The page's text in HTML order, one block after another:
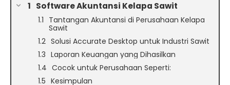
Software Akuntansi Kelapa Sawit
Tantangan Akuntansi di Perusahaan Kelapa
Sawit
Solusi Accurate Desktop untuk Industri Sawit
Laporan Keuangan yang Dihasilkan
Cocok untuk Perusahaan Seperti:
Kesimpulan